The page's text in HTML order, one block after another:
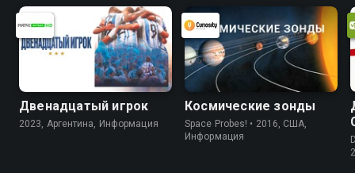
Двенадцатый игрок
2023, Аргентина, Информация
Космические зонды
Space Probes! • 2016, США,
Информация